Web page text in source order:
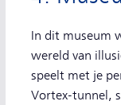
In dit museum
wereld van
speelt met je
Vortex-tunnel,